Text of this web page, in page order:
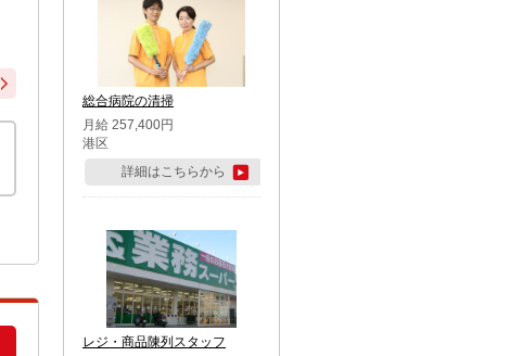
総合病院の清掃
月給 257,400円
港区
詳細はこちらから
レジ・商品陳列スタッフ